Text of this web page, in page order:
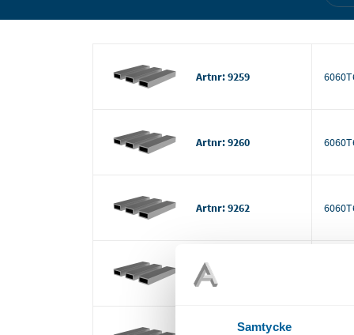
Samtycke
Artnr: 9259
Artnr: 9260
Artnr: 9262
Artnr: 9264